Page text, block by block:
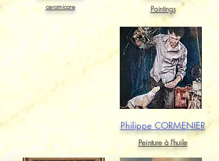
ceramicare Paintings
Philippe CORMENIER
Peinture à l'huile